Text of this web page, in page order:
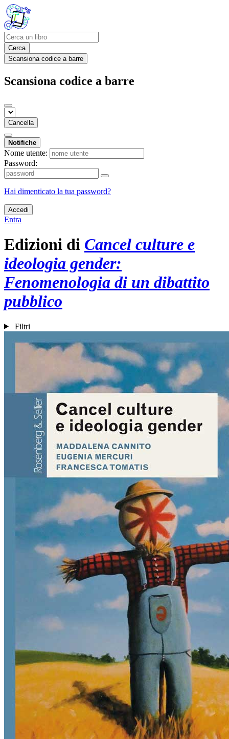
Cerca
Scansiona codice a barre
Scansiona codice a barre
Cancella
Notifiche
Nome utente:
Password:
Hai dimenticato la tua password?
Accedi
Entra
Edizioni di Cancel culture e
ideologia gender:
Fenomenologia di un dibattito
pubblico
Filtri